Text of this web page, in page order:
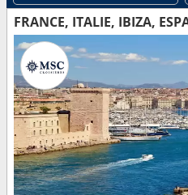
Mois de départ
Ports
FRANCE, ITALIE, IBIZA,